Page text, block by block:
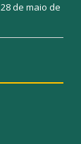
28 de maio de